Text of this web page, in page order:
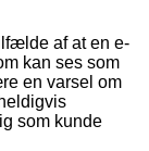
af at en e-
kan ses som
en varsel om
som kunde